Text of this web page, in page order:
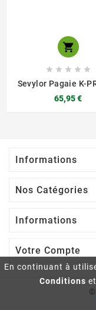
En continuant à
Conditions

    
Sevylor Pagaie K-
65,95 €
Informations
Nos Catégories
Informations
Votre Compte